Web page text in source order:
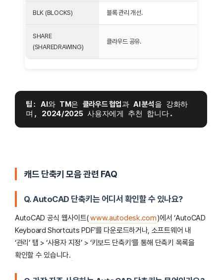
BLK (BLOCKS) 블록 관리 개선.
SHARE
(SHAREDRAWING)
클라우드 공유.
팁 : AI와 TM은 클라우드 협업과 AI 분석을 강화하
며, 2024/2025 사용자에게 추천 합니다.
캐드 단축키 모음 관련 FAQ
Q. AutoCAD 단축키는 어디서 확인할 수 있나요?
AutoCAD 공식 웹사이트(www.autodesk.com)에서 ‘AutoCAD
Keyboard Shortcuts PDF’를 다운로드하거나, 소프트웨어 내
‘관리’ 탭 > ‘사용자 지정’ > ‘키보드 단축키’를 통해 단축키 목록을
확인할 수 있습니다.